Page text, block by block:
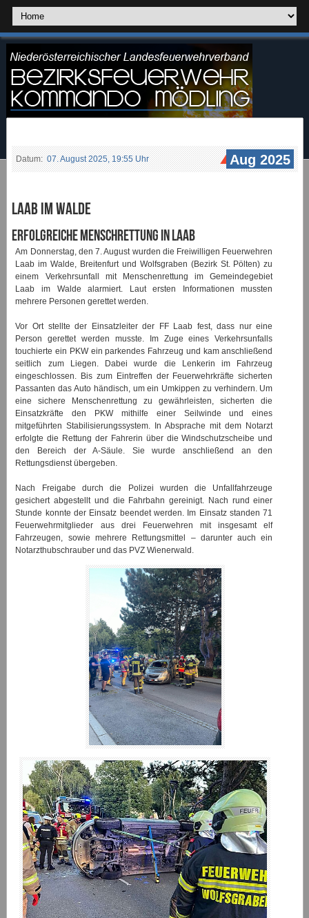
Datum: 07. August 2025, 19:55 Uhr Aug 2025
Laab im Walde
Erfolgreiche Menschrettung in Laab
Am Donnerstag, den 7. August wurden die Freiwilligen Feuerwehren
Laab im Walde, Breitenfurt und Wolfsgraben (Bezirk St. Pölten) zu
einem Verkehrsunfall mit Menschenrettung im Gemeindegebiet
Laab im Walde alarmiert. Laut ersten Informationen mussten
mehrere Personen gerettet werden.
Vor Ort stellte der Einsatzleiter der FF Laab fest, dass nur eine
Person gerettet werden musste. Im Zuge eines Verkehrsunfalls
touchierte ein PKW ein parkendes Fahrzeug und kam anschließend
seitlich zum Liegen. Dabei wurde die Lenkerin im Fahrzeug
eingeschlossen. Bis zum Eintreffen der Feuerwehrkräfte sicherten
Passanten das Auto händisch, um ein Umkippen zu verhindern. Um
eine sichere Menschenrettung zu gewährleisten, sicherten die
Einsatzkräfte den PKW mithilfe einer Seilwinde und eines
mitgeführten Stabilisierungssystem. In Absprache mit dem Notarzt
erfolgte die Rettung der Fahrerin über die Windschutzscheibe und
den Bereich der A-Säule. Sie wurde anschließend an den
Rettungsdienst übergeben.
Nach Freigabe durch die Polizei wurden die Unfallfahrzeuge
gesichert abgestellt und die Fahrbahn gereinigt. Nach rund einer
Stunde konnte der Einsatz beendet werden. Im Einsatz standen 71
Feuerwehrmitglieder aus drei Feuerwehren mit insgesamt elf
Fahrzeugen, sowie mehrere Rettungsmittel – darunter auch ein
Notarzthubschrauber und das PVZ Wienerwald.